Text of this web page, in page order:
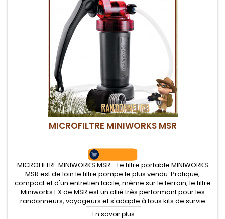
MICROFILTRE MINIWORKS MSR
MICROFILTRE MINIWORKS MSR - Le filtre portable MINIWORKS
MSR est de loin le filtre pompe le plus vendu. Pratique,
compact et d'un entretien facile, même sur le terrain, le filtre
Miniworks EX de MSR est un allié très performant pour les
randonneurs, voyageurs et s'adapte à tous kits de survie
nature
En savoir plus